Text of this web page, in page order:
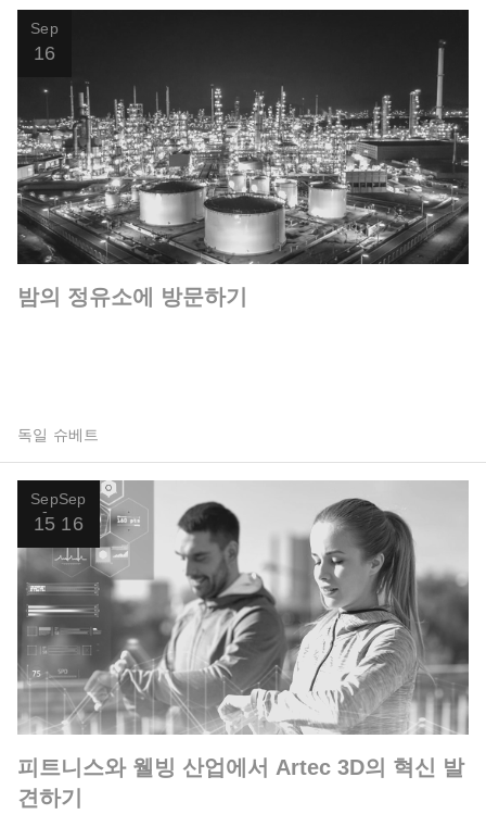
Sep
16
밤의 정유소에 방문하기
독일 슈베트
Sep
15
Sep
16
피트니스와 웰빙 산업에서 Artec 3D의 혁신 발
견하기